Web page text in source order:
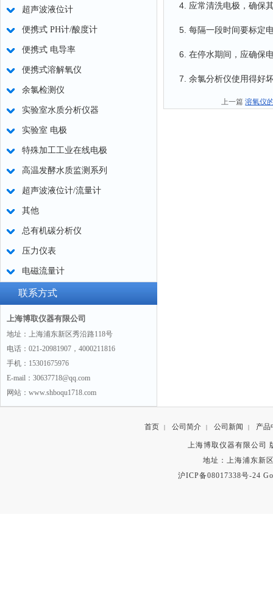
超声波液位计
便携式 PH计/酸度计
便携式 电导率
便携式溶解氧仪
余氯检测仪
实验室水质分析仪器
实验室 电极
特殊加工工业在线电极
高温发酵水质监测系列
超声波液位计/流量计
其他
总有机碳分析仪
压力仪表
电磁流量计
联系方式
上海博取仪器有限公司
地址：上海浦东新区秀沿路118号
电话：021-20981907，4000211816
手机：15301675976
E-mail：30637718@qq.com
网站：www.shboqu1718.com
4. 应常清洗电极，确保
5. 每隔一段时间要标定
6. 在停水期间，应确保
7. 余氯分析仪使用得好
上一篇溶氧仪
首页 | 公司简介 | 公司新闻 | 产品
上海博取仪器有限公司
地址：上海浦东新
沪ICP备08017338号-24